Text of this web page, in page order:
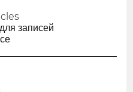
записей